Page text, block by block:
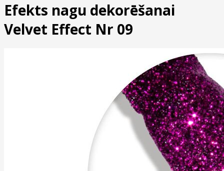
Efekts nagu dekorēšanai
Velvet Effect Nr 09